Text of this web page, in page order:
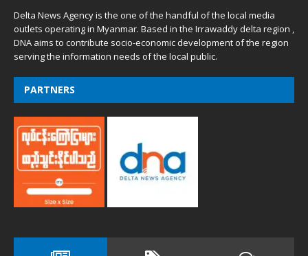
Delta News Agency is the one of the handful of the local media
outlets operating in Myanmar. Based in the Irrawaddy delta region ,
DNA aims to contribute socio-economic development of the region
serving the information needs of the local public.
PARTNERS